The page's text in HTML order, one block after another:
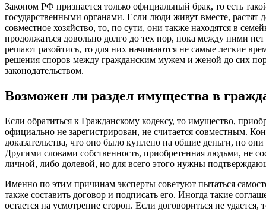
Законом РФ признается только официальный брак, то есть
государственными органами. Если люди живут вместе, растят
совместное хозяйство, то, по сути, они также находятся в
продолжаться довольно долго до тех пор, пока между ними
решают разойтись, то для них начинаются не самые легкие
решения споров между гражданским мужем и женой до сих
законодательством.
Возможен ли раздел имущества в
Если обратиться к Гражданскому кодексу, то имущество,
официально не зарегистрирован, не считается совместным.
доказательства, что оно было куплено на общие деньги, но
Другими словами собственность, приобретенная людьми, не
личной, либо долевой, но для всего этого нужны
Именно по этим причинам эксперты советуют пытаться
также составить договор и подписать его. Иногда такие
остается на усмотрение сторон. Если договориться не удается,